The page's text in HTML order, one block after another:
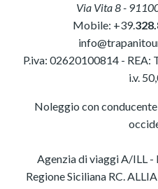
Via Vita 8-
Mobile: +39.
P.iva: 02620100814 - REA:
i.v.
Noleggio con
Agenzia di viaggi A/ILL -
Regione Siciliana RC.